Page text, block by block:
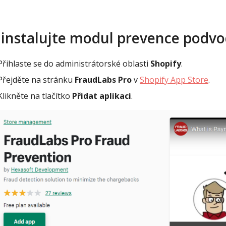
modul prevence
se do administrátorské oblasti Shopify.
na stránku FraudLabs ProvShopify App Store.
na tlačítko Přidat aplikaci.